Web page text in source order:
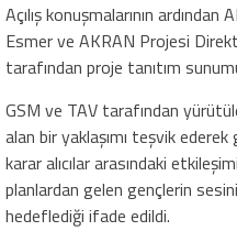
Açılış konuşmalarının
Esmer ve AKRAN Projesi
tarafından proje tanıtım
GSM ve TAV tarafından
alan bir yaklaşımı teşvik
karar alıcılar arasındaki
planlardan gelen gençlerin
hedeflediği ifade edildi.